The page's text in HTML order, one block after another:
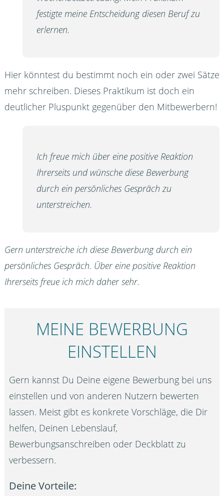
festigte meine Entscheidung diesen Beruf zu
erlernen.
Hier könntest du bestimmt noch ein oder zwei Sätze
mehr schreiben. Dieses Praktikum ist doch ein
deutlicher Pluspunkt gegenüber den Mitbewerbern!
Ich freue mich über eine positive Reaktion
Ihrerseits und wünsche diese Bewerbung
durch ein persönliches Gespräch zu
unterstreichen.
Gern unterstreiche ich diese Bewerbung durch ein
persönliches Gespräch. Über eine positive Reaktion
Ihrerseits freue ich mich daher sehr.
MEINE BEWERBUNG
EINSTELLEN
Gern kannst Du Deine eigene Bewerbung bei uns
einstellen und von anderen Nutzern bewerten
lassen. Meist gibt es konkrete Vorschläge, die Dir
helfen, Deinen Lebenslauf,
Bewerbungsanschreiben oder Deckblatt zu
verbessern.
Deine Vorteile: